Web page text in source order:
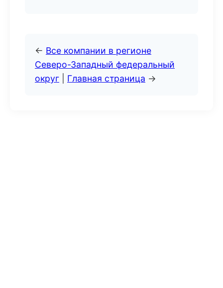
← Все компании в регионе
Северо-Западный федеральный
округ
Главная страница →